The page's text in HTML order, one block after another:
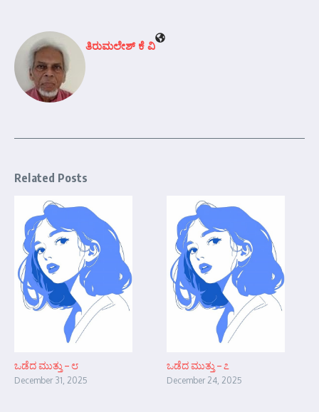
ತಿರುಮಲೇಶ್ ಕೆ ವಿ
Related Posts
ಒಡೆದ ಮುತ್ತು – ೮
December 31, 2025
ಒಡೆದ ಮುತ್ತು – ೭
December 24, 2025